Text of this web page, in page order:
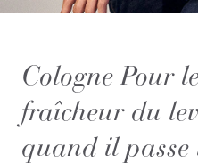
Cologne Pour
fraîcheur du
quand il passe